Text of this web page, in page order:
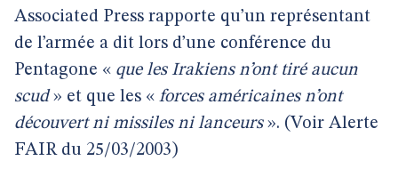
Associated Press rapporte qu’un représentant
de l’armée a dit lors d’une conférence du
Pentagone « que les Irakiens n’ont tiré aucun
scud» et que les « forces américaines n’ont
découvert ni missiles ni lanceurs». (Voir Alerte
FAIR du 25/03/2003)